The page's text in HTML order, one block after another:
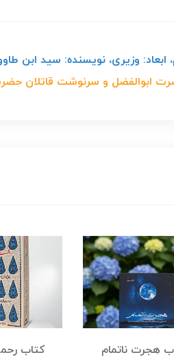
1000 گرم، وزن با بسته بندی: 1200 گرم، ابعاد:
ابوالفضل و سرنوشت قاتلان
هجرت ناتمام
کتاب